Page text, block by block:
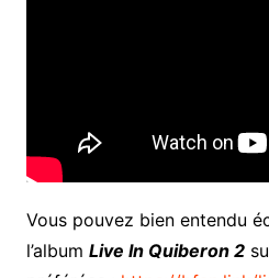
Vous pouvez bien entendu
l’album Live In Quiberon 2